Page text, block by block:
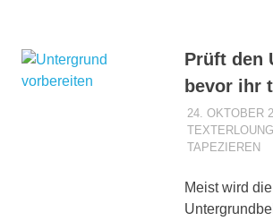
Prüft den
bevor ihr
24. OKTOBER
TAPEZIEREN
Meist wird die